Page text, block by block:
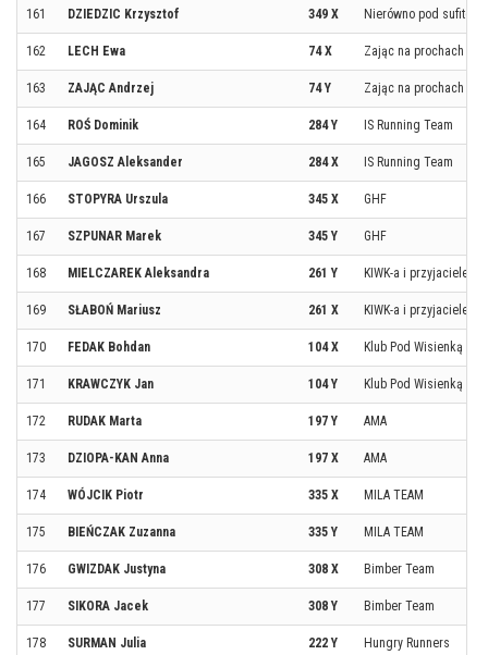
161 DZIEDZIC Krzysztof 349 X Nierówno pod sufitem
162 LECH Ewa 74 X Zając na prochach
163 ZAJĄC Andrzej 74 Y Zając na prochach
164 ROŚ Dominik 284 Y IS Running Team
165 JAGOSZ Aleksander 284 X IS Running Team
166 STOPYRA Urszula 345 X GHF
167 SZPUNAR Marek 345 Y GHF
168 MIELCZAREK Aleksandra 261 Y KIWK-a i przyjaciele
169 SŁABOŃ Mariusz 261 X KIWK-a i przyjaciele
170 FEDAK Bohdan 104 X Klub Pod Wisienką
171 KRAWCZYK Jan 104 Y Klub Pod Wisienką
172 RUDAK Marta 197 Y AMA
173 DZIOPA-KAN Anna 197 X AMA
174 WÓJCIK Piotr 335 X MILA TEAM
175 BIEŃCZAK Zuzanna 335 Y MILA TEAM
176 GWIZDAK Justyna 308 X Bimber Team
177 SIKORA Jacek 308 Y Bimber Team
178 SURMAN Julia 222 Y Hungry Runners